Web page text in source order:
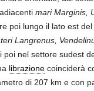
mari Marginis,
poi lungo il lato est del
Langrenus,
poi nel settore sudest
librazione coinciderà
di 207 km e con